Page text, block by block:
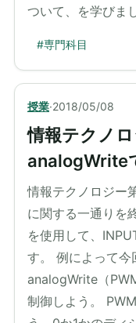
ついて、を学びま
#専門科目
授業·2018/05/08
情報テクノ
analogWrite
情報テクノロジー
に関する一通りを
を使用して、
す。 例によって今
analogWrite（
制御しよう。